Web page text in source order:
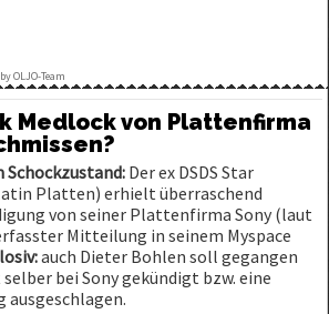
OLJO-Team
Medlock von Plattenfirma
Schockzustand: Der ex DSDS Star
Platten) erhielt überraschend
von seiner Plattenfirma Sony (laut
Mitteilung in seinem Myspace
auch Dieter Bohlen soll gegangen
bei Sony gekündigt bzw. eine
ausgeschlagen.